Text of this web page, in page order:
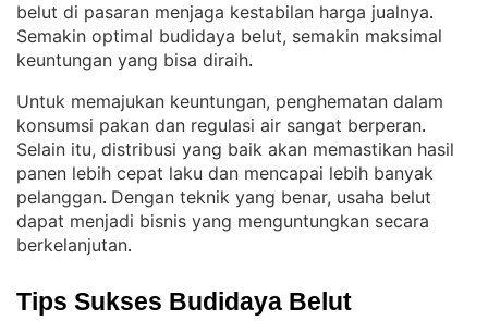
belut di pasaran menjaga kestabilan harga jualnya
Semakin optimal budidaya belut, semakin maksimal
keuntungan yang bisa diraih.
Untuk memajukan keuntungan, penghematan dalam
konsumsi pakan dan regulasi air sangat berperan
Selain itu, distribusi yang baik akan memastikan hasil
panen lebih cepat laku dan mencapai lebih banyak
pelanggan. Dengan teknik yang benar, usaha belut
dapat menjadi bisnis yang menguntungkan secara
berkelanjutan.
Tips Sukses Budidaya Belut